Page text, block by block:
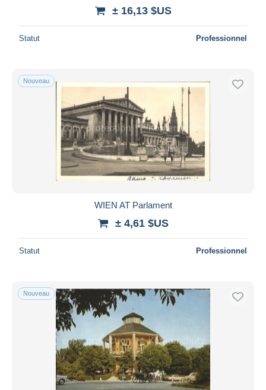
± 16,13 $US
Statut Professionnel
Nouveau
WIEN AT Parlament
± 4,61 $US
Statut Professionnel
Nouveau